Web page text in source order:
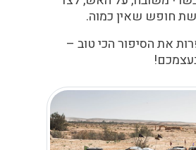
חופש שאין כמוה.
את הסיפור הכי טוב –